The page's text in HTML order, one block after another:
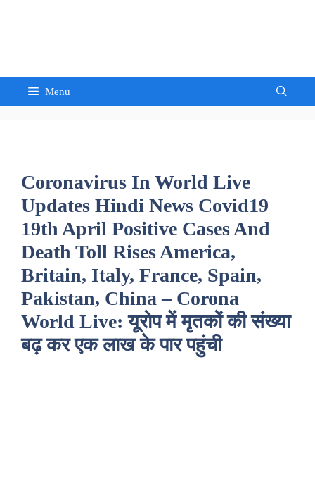
Menu
Coronavirus In World Live
Updates Hindi News Covid19
19th April Positive Cases And
Death Toll Rises America,
Britain, Italy, France, Spain,
Pakistan, China – Corona
World Live: यूरोप में मृतकों की संख्या
बढ़ कर एक लाख के पार पहुंची